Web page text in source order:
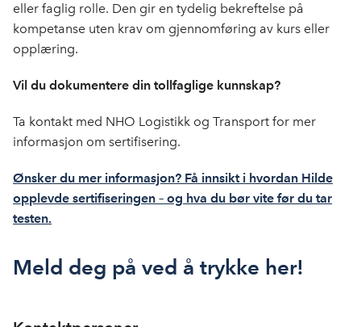
eller faglig rolle. Den gir en tydelig bekreftelse på
kompetanse uten krav om gjennomføring av kurs eller
opplæring.
Vil du dokumentere din tollfaglige kunnskap?
Ta kontakt med NHO Logistikk og Transport for mer
informasjon om sertifisering.
Ønsker du mer informasjon? Få innsikt i hvordan Hilde
opplevde sertifiseringen – og hva du bør vite før du tar
testen.
Meld deg på ved å trykke her!